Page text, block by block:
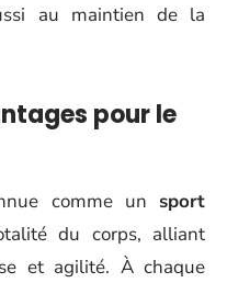
au maintien de la
pour le
comme un sport
du corps, alliant
et agilité. À chaque